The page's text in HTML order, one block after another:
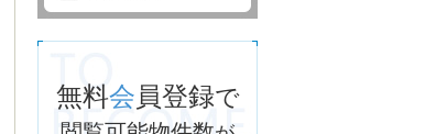
無料会員登録で